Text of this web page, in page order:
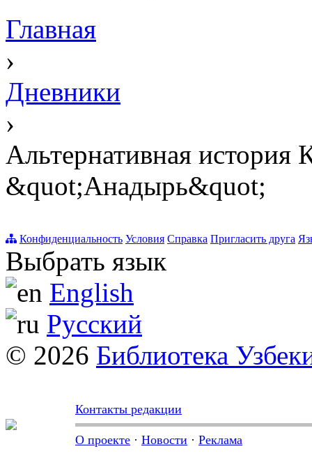
Главная
›
Дневники
›
Альтернативная
&quot;Анадырь&quot;
Конфиденциальность Условия Справка Пригласить друга
Выбрать язык
English
Русский
© 2026 Библиотека
Контакты редакции
О проекте · Новости · Реклама